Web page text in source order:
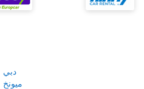
دبي
ميونخ